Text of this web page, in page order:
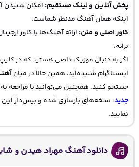
پخش آنلاین و لینک مستقیم: امکان شنیدن
اینکه همان آهنگ مدنظر شماست.
کاور اصلی و متن: ارائه آهنگ‌ها با کاور
ترانه.
اگر به دنبال موزیک خاصی هستید که در
اینستاگرام شنیده‌اید، همین حالا در میان
جستجو کنید. همچنین می‌توانید با مراجعه
جدید، نسخه‌های بازسازی شده و بیس‌دار این
نمایید.
دانلود آهنگ مهراد هیدن و